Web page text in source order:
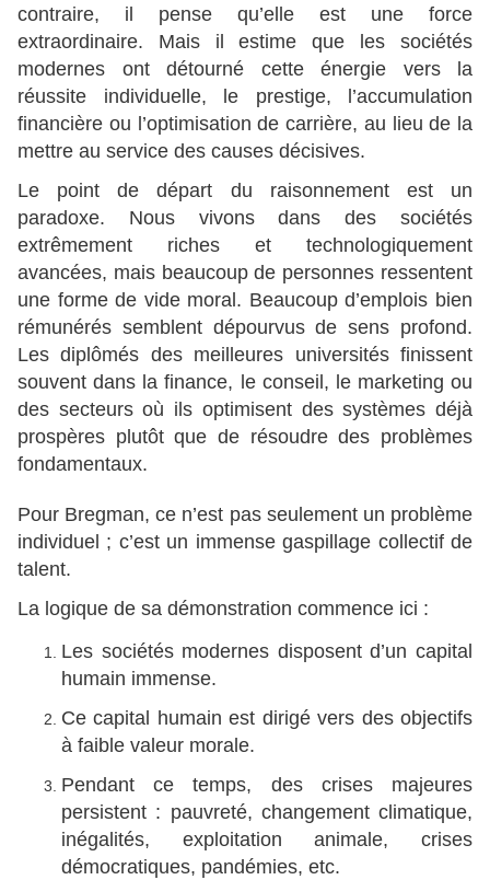
contraire, il pense qu’elle est une force
extraordinaire. Mais il estime que les sociétés
modernes ont détourné cette énergie vers la
réussite individuelle, le prestige, l’accumulation
financière ou l’optimisation de carrière, au lieu de la
mettre au service des causes décisives.
Le point de départ du raisonnement est un
paradoxe. Nous vivons dans des sociétés
extrêmement riches et technologiquement
avancées, mais beaucoup de personnes ressentent
une forme de vide moral. Beaucoup d’emplois bien
rémunérés semblent dépourvus de sens profond.
Les diplômés des meilleures universités finissent
souvent dans la finance, le conseil, le marketing ou
des secteurs où ils optimisent des systèmes déjà
prospères plutôt que de résoudre des problèmes
fondamentaux.
Pour Bregman, ce n’est pas seulement un problème
individuel ; c’est un immense gaspillage collectif de
talent.
La logique de sa démonstration commence ici :
Les sociétés modernes disposent d’un capital
humain immense.
Ce capital humain est dirigé vers des objectifs
à faible valeur morale.
Pendant ce temps, des crises majeures
persistent : pauvreté, changement climatique,
inégalités, exploitation animale, crises
démocratiques, pandémies, etc.